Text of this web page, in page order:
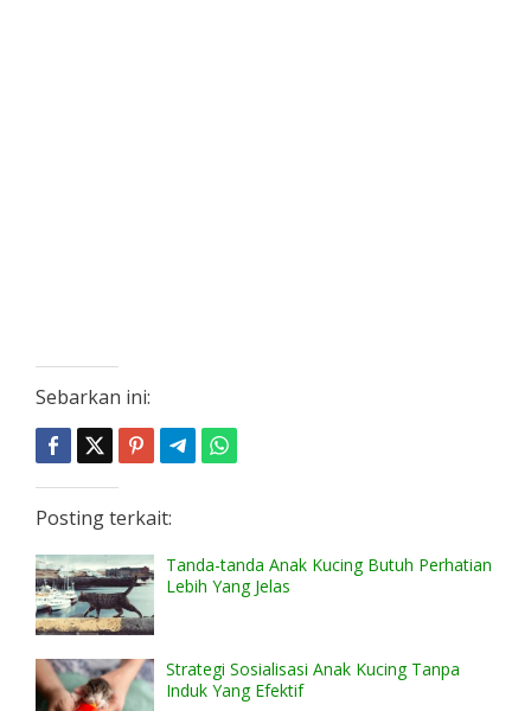
Sebarkan ini:
Posting terkait:
Tanda-tanda Anak Kucing Butuh Perhatian
Lebih Yang Jelas
Strategi Sosialisasi Anak Kucing Tanpa
Induk Yang Efektif